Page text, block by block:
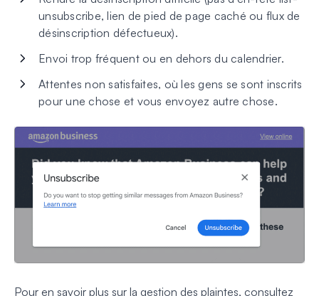
unsubscribe, lien de pied de page caché ou flux de
désinscription défectueux).
Envoi trop fréquent ou en dehors du calendrier.
Attentes non satisfaites, où les gens se sont inscrits
pour une chose et vous envoyez autre chose.
Pour en savoir plus sur la gestion des plaintes, consultez